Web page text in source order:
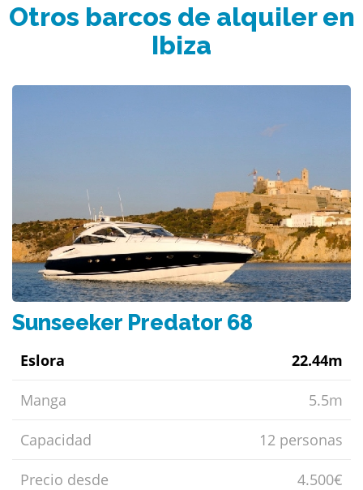
Otros barcos de alquiler en
Ibiza
Sunseeker Predator 68
Eslora 22.44m
Manga 5.5m
Capacidad 12 personas
Precio desde 4.500€